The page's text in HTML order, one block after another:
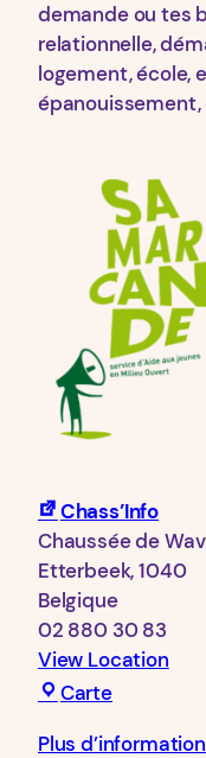
demande ou tes
relationnelle,
logement, école,
Chass’Info
Chaussée de
Etterbeek,1040
Belgique
02 880 30 83
View Location
CarteChass’Info
Plus d’information